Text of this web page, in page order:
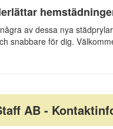
av dessa nya
snabbare för dig.
AB -